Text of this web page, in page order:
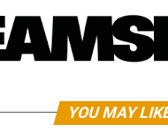
YOU MAY